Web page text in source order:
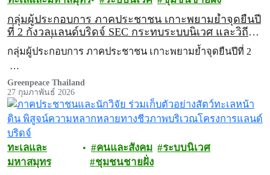
กลุ่มผู้ประกอบการ ภาคประชาชน เกาะพยามย้ำจุดยืนปี
ที่ 2 กังวลแลนด์บริดจ์ SEC กระทบระบบนิเวศ และวิถี
ชีวิตชายฝั่ง
กลุ่มผู้ประกอบการ ภาคประชาชน เกาะพยามย้ำจุดยืนปีที่ 2
…
Greenpeace Thailand
27 กุมภาพันธ์ 2026
ทะเลและ
มหาสมุทร
คนและสังคม
ระบบนิเวศ
ชุมชนชายฝั่ง